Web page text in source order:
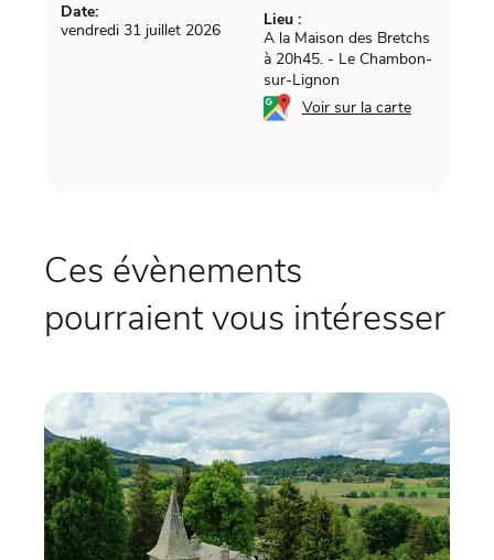
Date:
vendredi 31 juillet 2026
Lieu :
A la Maison des Bretchs
à 20h45. - Le Chambon-
sur-Lignon
Voir sur la carte
Ces évènements
pourraient vous intéresser